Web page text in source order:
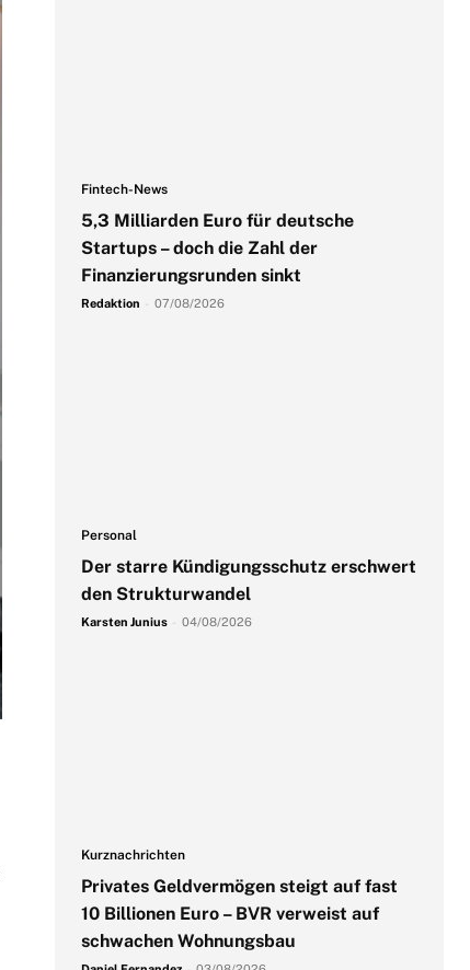
Fintech-News
5,3 Milliarden Euro für deutsche
Startups – doch die Zahl der
Finanzierungsrunden sinkt
Redaktion 07/08/2026
Personal
Der starre Kündigungsschutz erschwert
den Strukturwandel
Karsten Junius 04/08/2026
Kurznachrichten
Privates Geldvermögen steigt auf fast
10 Billionen Euro – BVR verweist auf
schwachen Wohnungsbau